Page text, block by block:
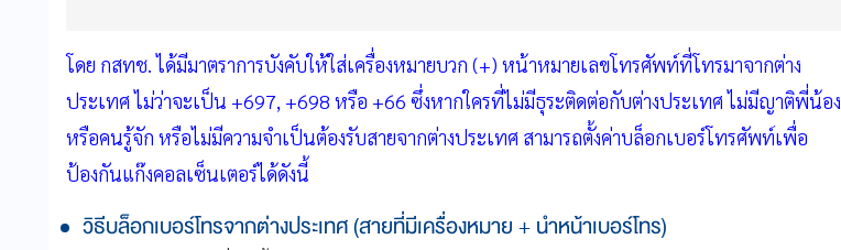
โดย กสทช. ได้มีมาตราการบังคับให้ใส่เครื่องหมายบวก (+) หน้าหมายเลขโทรศัพท์ที่โทรมาจากต่าง
ประเทศ ไม่ว่าจะเป็น +697, +698 หรือ +66 ซึ่งหากใครที่ไม่มีธุระติดต่อกับต่างประเทศ ไม่มีญาติพี่น้อง
หรือคนรู้จัก หรือไม่มีความจำเป็นต้องรับสายจากต่างประเทศ สามารถตั้งค่าบล็อกเบอร์โทรศัพท์เพื่อ
ป้องกันแก๊งคอลเซ็นเตอร์ได้ดังนี้
วิธีบล็อกเบอร์โทรจากต่างประเทศ (สายที่มีเครื่องหมาย + นำหน้าเบอร์โทร)